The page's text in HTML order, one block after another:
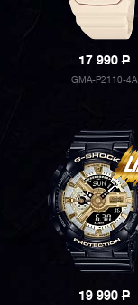
17 990P
GMA-P2110-4A
19 990P